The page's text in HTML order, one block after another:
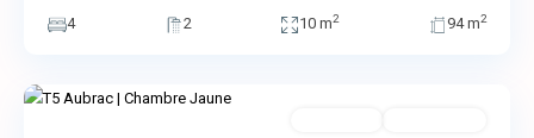
4 2 10 m2 94 m2